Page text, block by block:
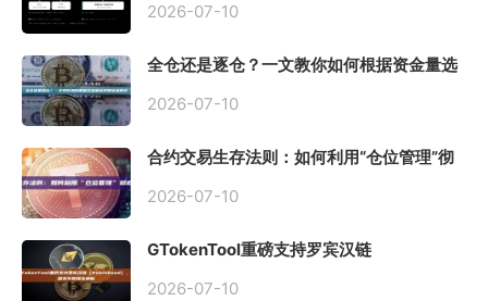
2026-07-10
全仓还是逐仓？一文教你如何根据资金量选
2026-07-10
合约交易生存法则：如何利用“仓位管理”彻
2026-07-10
GTokenTool重磅支持罗宾汉链
2026-07-10